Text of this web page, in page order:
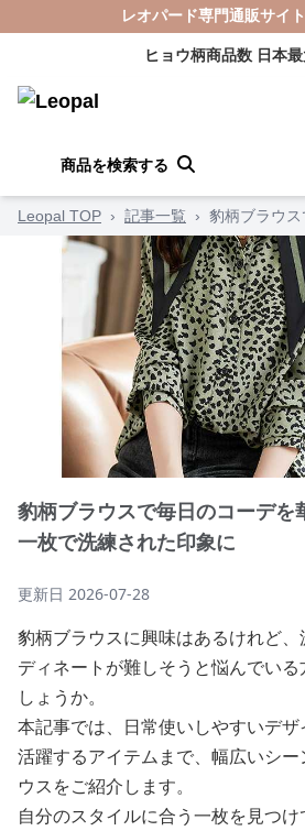
レオパード専門通販サイ
ヒョウ柄商品数 日本最
商品を検索する
Leopal TOP › 記事一覧 › 豹柄ブラウ
豹柄ブラウスで毎日のコーデを
一枚で洗練された印象に
更新日 2026-07-28
豹柄ブラウスに興味はあるけれど
ディネートが難しそうと悩んでい
しょうか。
本記事では、日常使いしやすいデ
活躍するアイテムまで、幅広いシ
ウスをご紹介します。
自分のスタイルに合う一枚を見つ